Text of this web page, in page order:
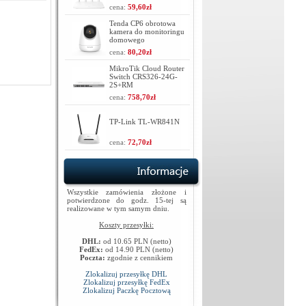
cena: 59,60zł
Tenda CP6 obrotowa
kamera do monitoringu
domowego
cena: 80,20zł
MikroTik Cloud Router
Switch CRS326-24G-
2S+RM
cena: 758,70zł
TP-Link TL-WR841N
cena: 72,70zł
Wszystkie zamówienia złożone i
potwierdzone do godz. 15-tej są
realizowane w tym samym dniu.
Koszty przesyłki:
DHL: od 10.65 PLN (netto)
FedEx: od 14.90 PLN (netto)
Poczta: zgodnie z cennikiem
Zlokalizuj przesyłkę DHL
Zlokalizuj przesyłkę FedEx
Zlokalizuj Paczkę Pocztową